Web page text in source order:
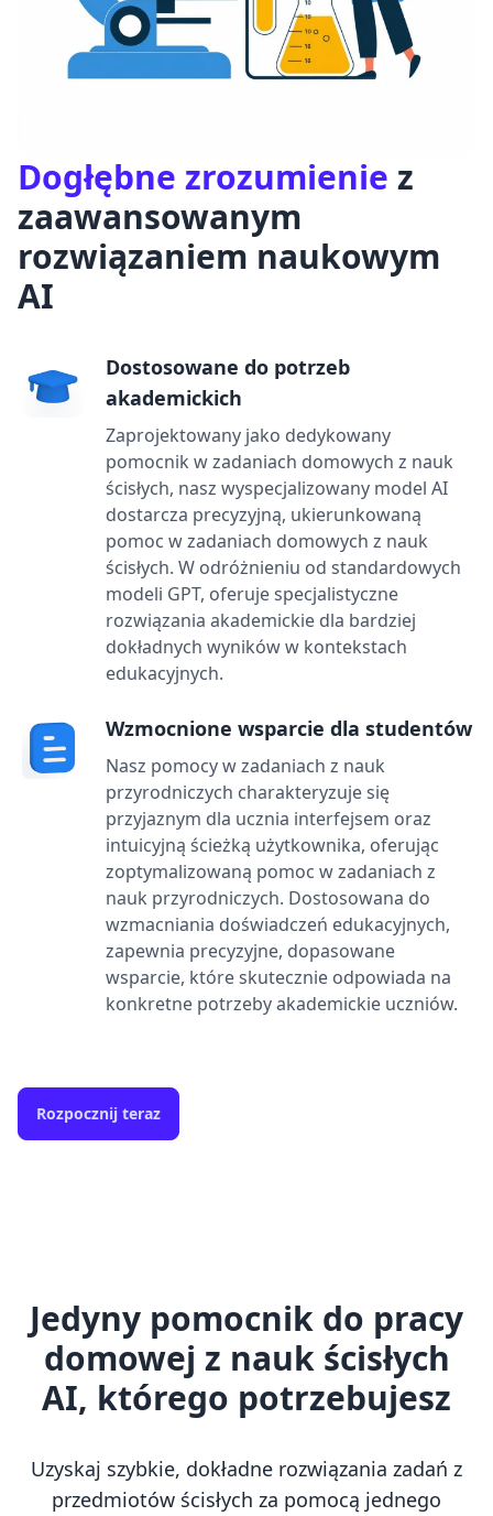
Dogłębne zrozumienie z
zaawansowanym
rozwiązaniem naukowym
AI
Dostosowane do potrzeb
akademickich
Zaprojektowany jako dedykowany
pomocnik w zadaniach domowych z nauk
ścisłych, nasz wyspecjalizowany model AI
dostarcza precyzyjną, ukierunkowaną
pomoc w zadaniach domowych z nauk
ścisłych. W odróżnieniu od standardowych
modeli GPT, oferuje specjalistyczne
rozwiązania akademickie dla bardziej
dokładnych wyników w kontekstach
edukacyjnych.
Wzmocnione wsparcie dla studentów
Nasz pomocy w zadaniach z nauk
przyrodniczych charakteryzuje się
przyjaznym dla ucznia interfejsem oraz
intuicyjną ścieżką użytkownika, oferując
zoptymalizowaną pomoc w zadaniach z
nauk przyrodniczych. Dostosowana do
wzmacniania doświadczeń edukacyjnych,
zapewnia precyzyjne, dopasowane
wsparcie, które skutecznie odpowiada na
konkretne potrzeby akademickie uczniów.
Rozpocznij teraz
Jedyny pomocnik do pracy
domowej z nauk ścisłych
AI, którego potrzebujesz
Uzyskaj szybkie, dokładne rozwiązania zadań z
przedmiotów ścisłych za pomocą jednego